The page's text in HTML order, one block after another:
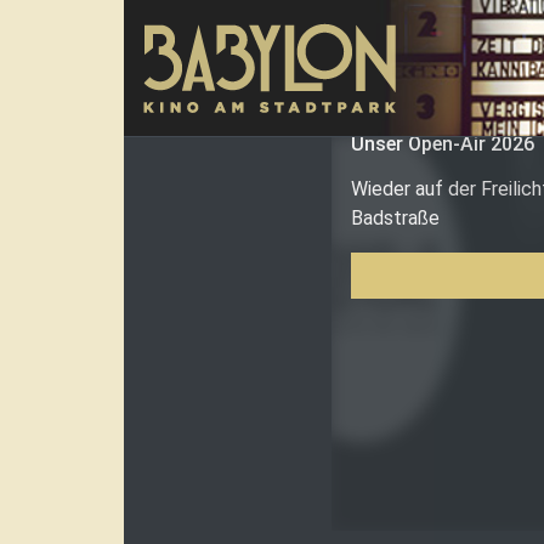
Unser Open-Air 2026
Wieder auf der
Badstraße